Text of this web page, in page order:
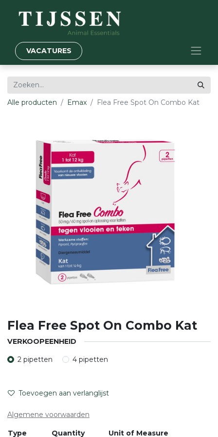
VACATURES
Alle producten Emax Flea Free Spot On Combo Kat
Flea Free Spot On Combo Kat
VERKOOPEENHEID
2 pipetten 4 pipetten
Toevoegen aan verlanglijst
Algemene voorwaarden
Type Quantity Unit of Measure